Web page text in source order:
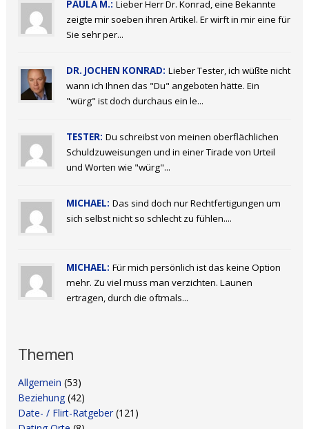
PAULA M.: Lieber Herr Dr. Konrad, eine Bekannte
zeigte mir soeben ihren Artikel. Er wirft in mir eine für
Sie sehr per...
DR. JOCHEN KONRAD: Lieber Tester, ich wüßte nicht
wann ich Ihnen das "Du" angeboten hätte. Ein
"würg" ist doch durchaus ein le...
TESTER: Du schreibst von meinen oberflächlichen
Schuldzuweisungen und in einer Tirade von Urteil
und Worten wie "würg"...
MICHAEL: Das sind doch nur Rechtfertigungen um
sich selbst nicht so schlecht zu fühlen....
MICHAEL: Für mich persönlich ist das keine Option
mehr. Zu viel muss man verzichten. Launen
ertragen, durch die oftmals...
Themen
Allgemein (53)
Beziehung (42)
Date- / Flirt-Ratgeber (121)